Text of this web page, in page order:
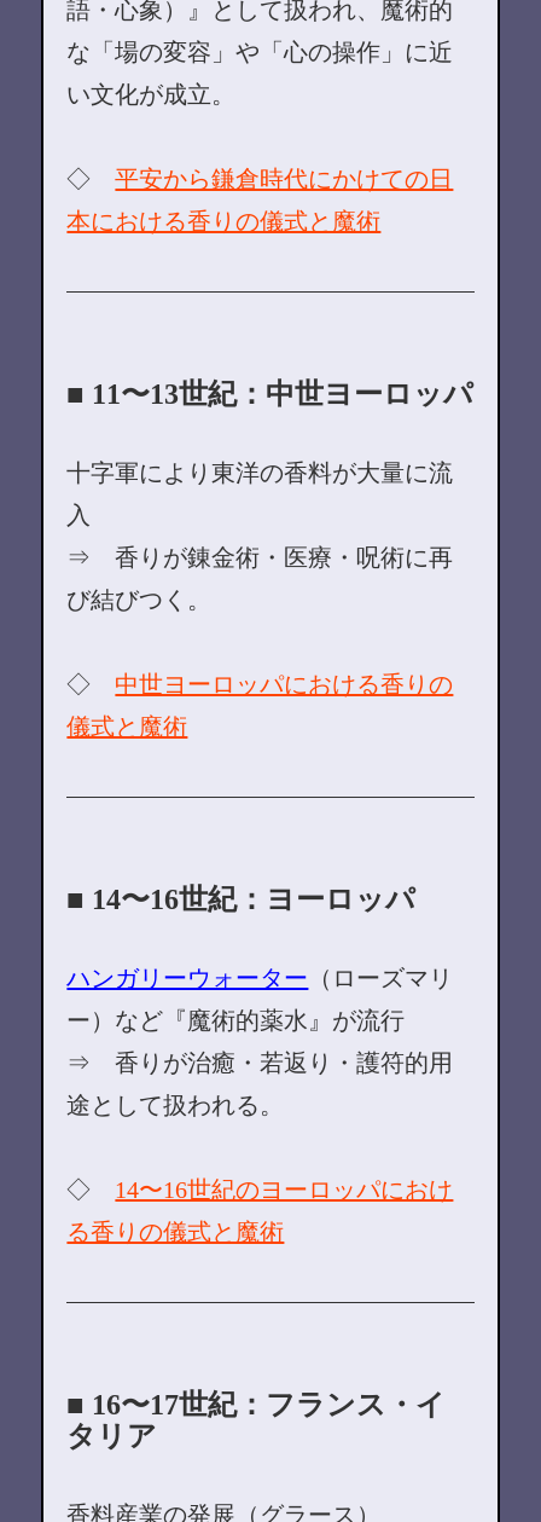
語・心象）』として扱われ、魔術的
な「場の変容」や「心の操作」に近
い文化が成立。
◇平安から鎌倉時代にかけての日
本における香りの儀式と魔術
■ 11〜13世紀：中世ヨーロッパ
十字軍により東洋の香料が大量に流
入
⇒ 香りが錬金術・医療・呪術に再
び結びつく。
◇ 中世ヨーロッパにおける香りの
儀式と魔術
■ 14〜16世紀：ヨーロッパ
ハンガリーウォーター （ローズマリ
ー）など『魔術的薬水』が流行
⇒ 香りが治癒・若返り・護符的用
途として扱われる。
◇ 14〜16世紀のヨーロッパにおけ
る香りの儀式と魔術
■ 16〜17世紀：フランス・イ
タリア
香料産業の発展（グラース）